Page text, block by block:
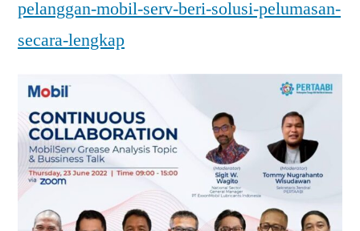
pelanggan-mobil-serv-beri-solusi-pelumasan-
secara-lengkap